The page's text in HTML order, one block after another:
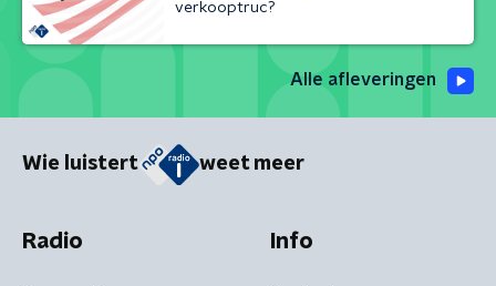
verkooptruc?
Alle afleveringen
Wie luistert weet meer
Radio Info